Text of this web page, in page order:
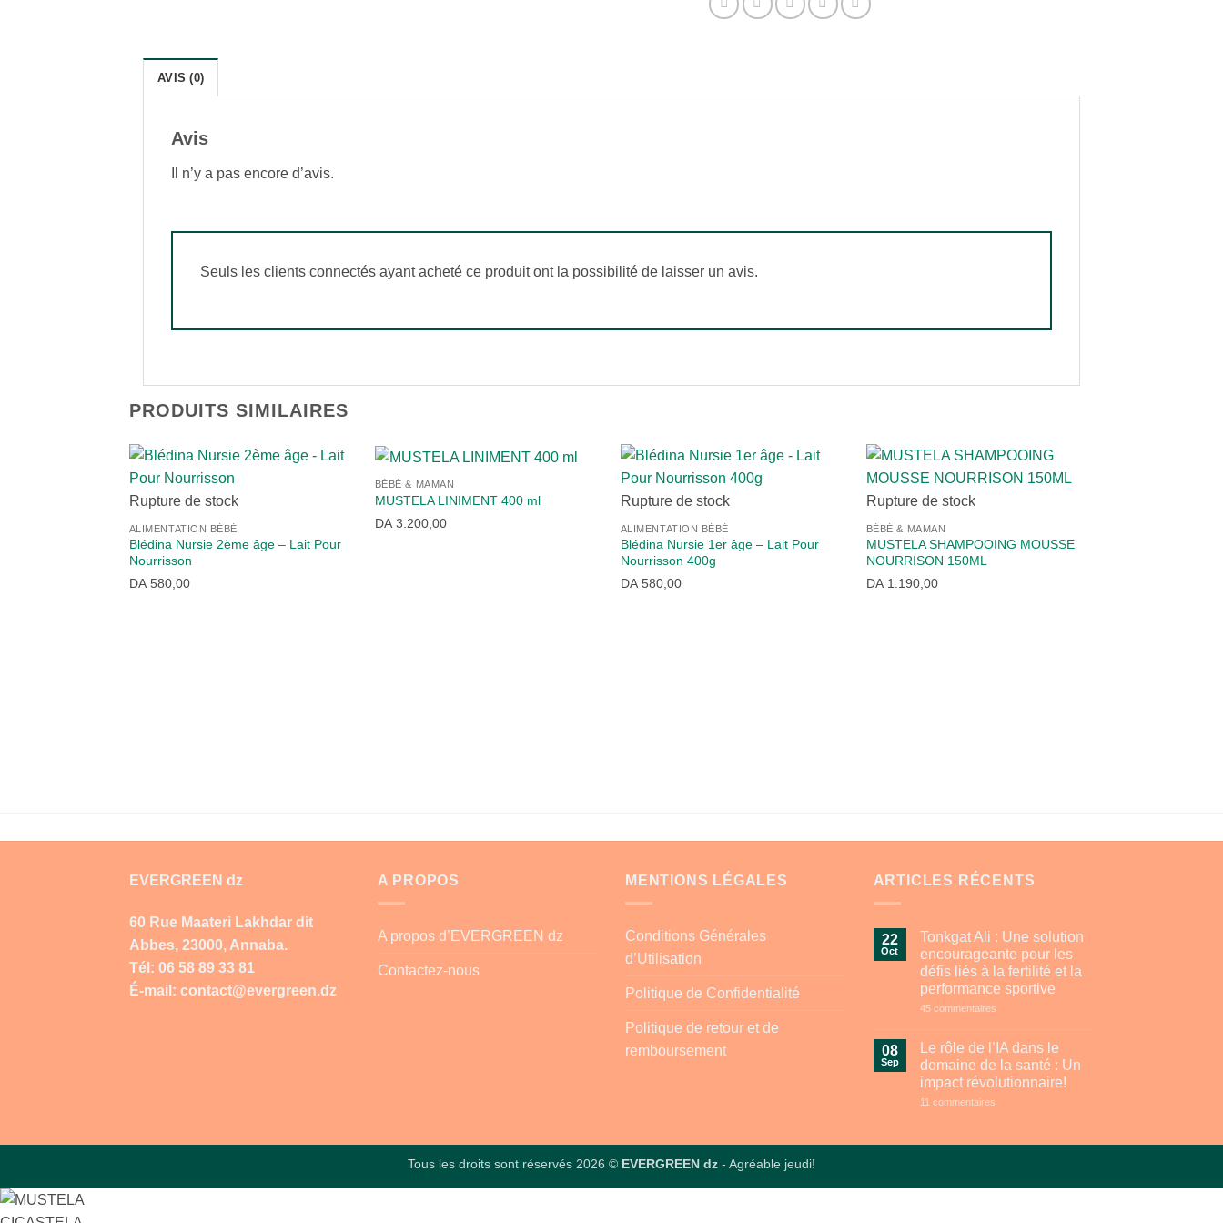
AVIS (0)
Avis
Il n’y a pas encore d’avis.
Seuls les clients connectés ayant acheté ce produit ont la possibilité de laisser un avis.
PRODUITS SIMILAIRES
Rupture de stock
ALIMENTATION BÉBÉ
Blédina Nursie 2ème âge – Lait Pour
Nourrisson
DA580,00
BÉBÉ & MAMAN
MUSTELA LINIMENT 400 ml
DA3.200,00
Rupture de stock
ALIMENTATION BÉBÉ
Blédina Nursie 1er âge – Lait Pour
Nourrisson 400g
DA580,00
Rupture de stock
BÉBÉ & MAMAN
MUSTELA SHAMPOOING MOUSSE
NOURRISON 150ML
DA1.190,00
EVERGREEN dz
60 Rue Maateri Lakhdar dit
Abbes, 23000, Annaba.
Tél: 06 58 89 33 81
É-mail: contact@evergreen.dz
A PROPOS
A propos d’EVERGREEN dz
Contactez-nous
MENTIONS LÉGALES
Conditions Générales
d’Utilisation
Politique de Confidentialité
Politique de retour et de
remboursement
ARTICLES RÉCENTS
22
Oct
Tonkgat Ali : Une solution
encourageante pour les
défis liés à la fertilité et la
performance sportive
45 commentairessur
:
Une
solution
encourageante
pour
08
Sep
Le rôle de l’IA dans le
domaine de la santé : Un
impact révolutionnaire!
11 commentairessur
l’IA
Tous les droits sont réservés 2026 © EVERGREEN dz - Agréable jeudi!